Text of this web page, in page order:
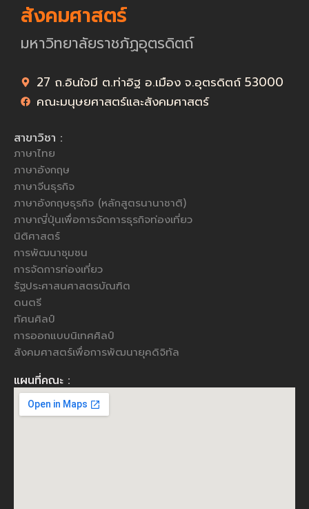
สังคมศาสตร์
มหาวิทยาลัยราชภัฏอุตรดิตถ์
27 ถ.อินใจมี ต.ท่าอิฐ อ.เมือง จ.อุตรดิตถ์ 53000
คณะมนุษยศาสตร์และสังคมศาสตร์
สาขาวิชา :
ภาษาไทย
ภาษาอังกฤษ
ภาษาจีนธุรกิจ
ภาษาอังกฤษธุรกิจ (หลักสูตรนานาชาติ)
ภาษาญี่ปุ่นเพื่อการจัดการธุรกิจท่องเที่ยว
นิติศาสตร์
การพัฒนาชุมชน
การจัดการท่องเที่ยว
รัฐประศาสนศาสตรบัณฑิต
ดนตรี
ทัศนศิลป์
การออกแบบนิเทศศิลป์
สังคมศาสตร์เพื่อการพัฒนายุคดิจิทัล
แผนที่คณะ :